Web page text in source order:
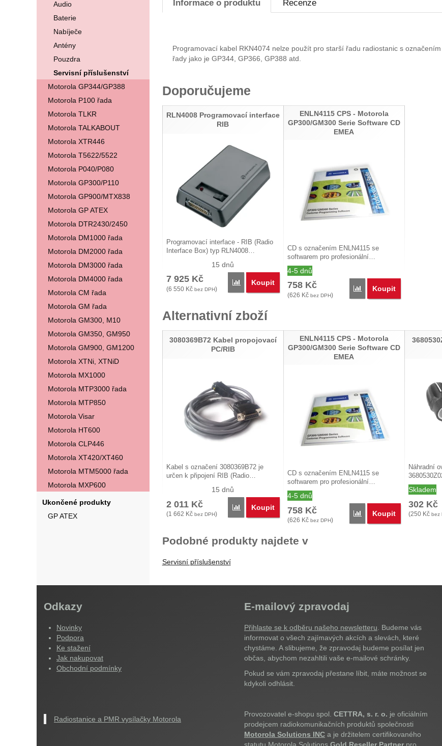
Informace o produktu Recenze
Programovací kabel RKN4074 nelze použít pro starší řadu radiostanic s
řady jako je GP344, GP366, GP388 atd.
Doporučujeme
RLN4008 Programovací interface
RIB
Programovací interface - RIB (Radio
Interface Box) typ RLN4008…
15 dnů
7 925 Kč
(6 550 Kč bez DPH)
Porovnat
Koupit
ENLN4115 CPS - Motorola
GP300/GM300 Serie Software CD
EMEA
CD s označením ENLN4115 se
softwarem pro profesionální…
4-5 dnů
758 Kč
(626 Kč bez DPH)
Porovnat
Koupit
Alternativní zboží
3080369B72 Kabel propojovací
PC/RIB
Kabel s označení 3080369B72 je
určen k připojení RIB (Radio…
15 dnů
2 011 Kč
(1 662 Kč bez DPH)
Porovnat
Koupit
ENLN4115 CPS - Motorola
GP300/GM300 Serie Software CD
EMEA
CD s označením ENLN4115 se
softwarem pro profesionální…
4-5 dnů
758 Kč
(626 Kč bez DPH)
Porovnat
Koupit
Náhradní
Skladem
302 Kč
(250 Kč bez
Podobné produkty najdete v
Servisní příslušenství
Audio
Baterie
Nabíječe
Antény
Pouzdra
Servisní příslušenství
Motorola GP344/GP388
Motorola P100 řada
Motorola TLKR
Motorola TALKABOUT
Motorola XTR446
Motorola T5622/5522
Motorola P040/P080
Motorola GP300/P110
Motorola GP900/MTX838
Motorola GP ATEX
Motorola DTR2430/2450
Motorola DM1000 řada
Motorola DM2000 řada
Motorola DM3000 řada
Motorola DM4000 řada
Motorola CM řada
Motorola GM řada
Motorola GM300, M10
Motorola GM350, GM950
Motorola GM900, GM1200
Motorola XTNi, XTNiD
Motorola MX1000
Motorola MTP3000 řada
Motorola MTP850
Motorola Visar
Motorola HT600
Motorola CLP446
Motorola XT420/XT460
Motorola MTM5000 řada
Motorola MXP600
Ukončené produkty
GP ATEX
Odkazy
Novinky
Podpora
Ke stažení
Jak nakupovat
Obchodní podmínky
Radiostanice a PMR vysílačky Motorola
E-mailový zpravodaj
Přihlaste se k odběru našeho newsletteru . Budeme vás
informovat o všech zajímavých akcích a slevách, které
chystáme. A slibujeme, že zpravodaj budeme posílat jen
občas, abychom nezahltili vaše e-mailové schránky.
Pokud se vám zpravodaj přestane líbit, máte možnost se
kdykoli odhlásit.
Provozovatel e-shopu spol. CETTRA, s. r. o. je oficiálním
prodejcem radiokomunikačních produktů společnosti
Motorola Solutions INCa je držitelem certifikovaného
statutu Motorola Solutions Gold Reseller Partnerpro